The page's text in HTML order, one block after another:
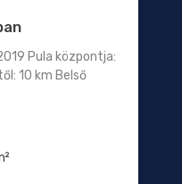
Pula központja:
10 km Belső